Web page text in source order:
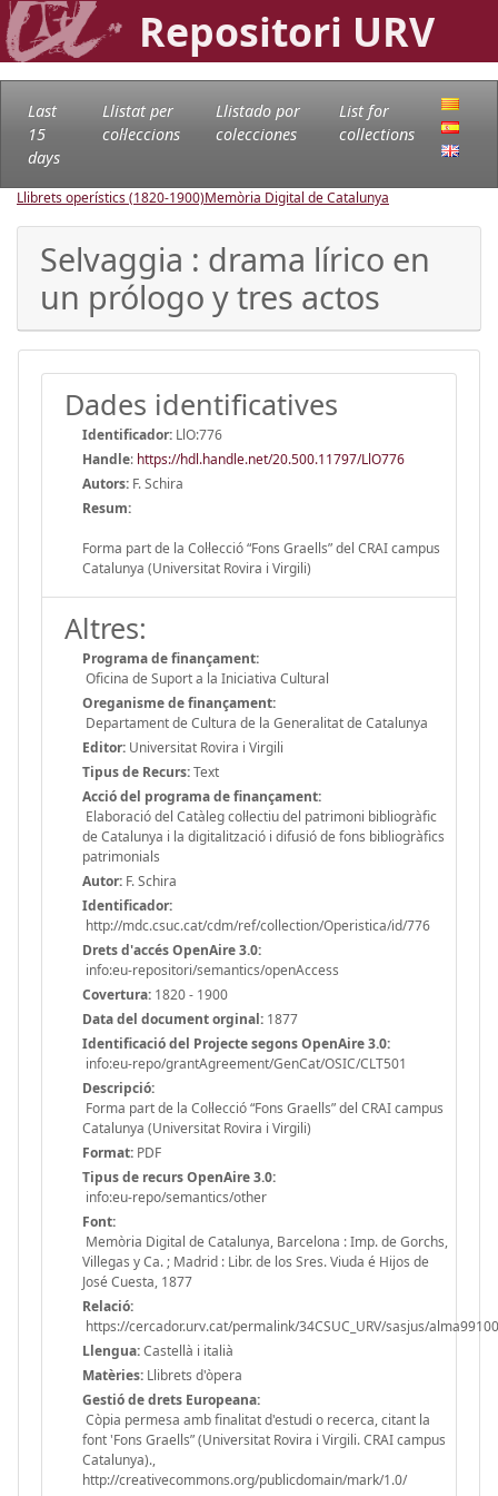
Repositori URV
Last
15
days
Llistat per
col·leccions
Llistado por
colecciones
List for
collections
Llibrets operístics (1820-1900)Memòria Digital de Catalunya
Selvaggia : drama lírico en
un prólogo y tres actos
Dades identificatives
Identificador: LlO:776
Handle: https://hdl.handle.net/20.500.11797/LlO776
Autors: F. Schira
Resum:
Forma part de la Col·lecció “Fons Graells” del CRAI campus
Catalunya (Universitat Rovira i Virgili)
Altres:
Programa de finançament:
Oficina de Suport a la Iniciativa Cultural
Oreganisme de finançament:
Departament de Cultura de la Generalitat de Catalunya
Editor: Universitat Rovira i Virgili
Tipus de Recurs:Text
Acció del programa de finançament:
Elaboració del Catàleg col·lectiu del patrimoni bibliogràfic
de Catalunya i la digitalització i difusió de fons bibliogràfics
patrimonials
Autor: F. Schira
Identificador:
http://mdc.csuc.cat/cdm/ref/collection/Operistica/id/776
Drets d'accés OpenAire 3.0:
info:eu-repositori/semantics/openAccess
Covertura: 1820 - 1900
Data del document orginal: 1877
Identificació del Projecte segons OpenAire 3.0:
info:eu-repo/grantAgreement/GenCat/OSIC/CLT501
Descripció:
Forma part de la Col·lecció “Fons Graells” del CRAI campus
Catalunya (Universitat Rovira i Virgili)
Format: PDF
Tipus de recurs OpenAire 3.0:
info:eu-repo/semantics/other
Font:
Memòria Digital de Catalunya, Barcelona : Imp. de Gorchs,
Villegas y Ca. ; Madrid : Libr. de los Sres. Viuda é Hijos de
José Cuesta, 1877
Relació:
https://cercador.urv.cat/permalink/34CSUC_URV/sasjus/
Llengua:Castellà i italià
Matèries: Llibrets d'òpera
Gestió de drets Europeana:
Còpia permesa amb finalitat d'estudi o recerca, citant la
font 'Fons Graells” (Universitat Rovira i Virgili. CRAI campus
Catalunya).,
http://creativecommons.org/publicdomain/mark/1.0/